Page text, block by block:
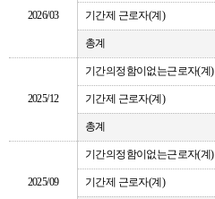
2026/03 기간제 근로자(계)
총계
2025/12
기간의정함이없는근로자(계)
기간제 근로자(계)
총계
2025/09
기간의정함이없는근로자(계)
기간제 근로자(계)